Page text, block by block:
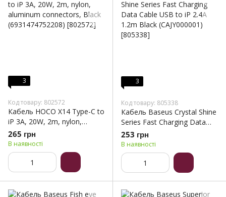
3
Код товару: 802572
Кабель HOCO X14 Type-C to
iP 3A, 20W, 2m, nylon,
aluminum connectors, Black
(6931474752208)
265 грн
В наявності
3
Код товару: 805338
Кабель Baseus Crystal Shine
Series Fast Charging Data
Cable USB to iP 2.4A 1.2m
Black (CAJY000001)
253 грн
В наявності